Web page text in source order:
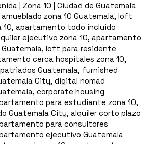
| Zona 10 | Ciudad de Guatemala
zona 10 Guatemala, loft
10, apartamento todo incluido
ejecutivo zona 10, apartamento
Guatemala, loft para residente
cerca hospitales zona 10,
Guatemala, furnished
City, digital nomad
corporate housing
para estudiante zona 10,
Guatemala City, alquiler corto plazo
para consultores
ejecutivo Guatemala